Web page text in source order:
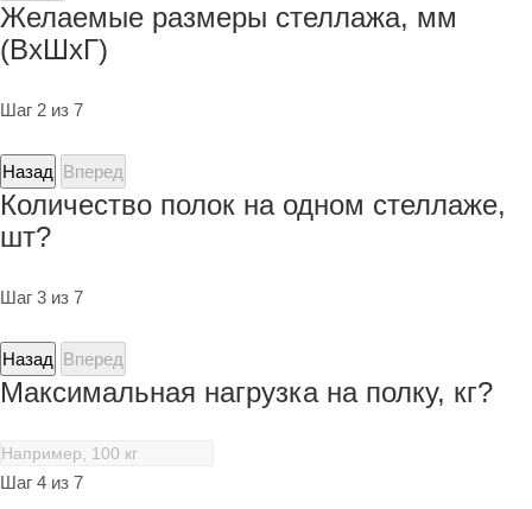
Желаемые размеры стеллажа, мм
(ВхШхГ)
Шаг 2 из 7
Назад Вперед
Количество полок на одном стеллаже,
шт?
Шаг 3 из 7
Назад Вперед
Максимальная нагрузка на полку, кг?
Шаг 4 из 7